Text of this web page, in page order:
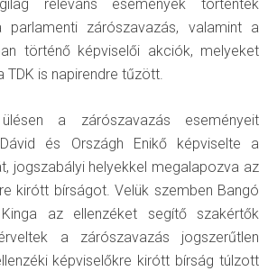
releváns események történtek
parlamenti zárószavazás, valamint a
történő képviselői akciók, melyeket
TDK is napirendre tűzött.
a zárószavazás eseményeit
és Országh Enikő képviselte a
jogszabályi helyekkel megalapozva az
kirótt bírságot. Velük szemben Bangó
az ellenzéket segítő szakértők
a zárószavazás jogszerűtlen
képviselőkre kirótt bírság túlzott